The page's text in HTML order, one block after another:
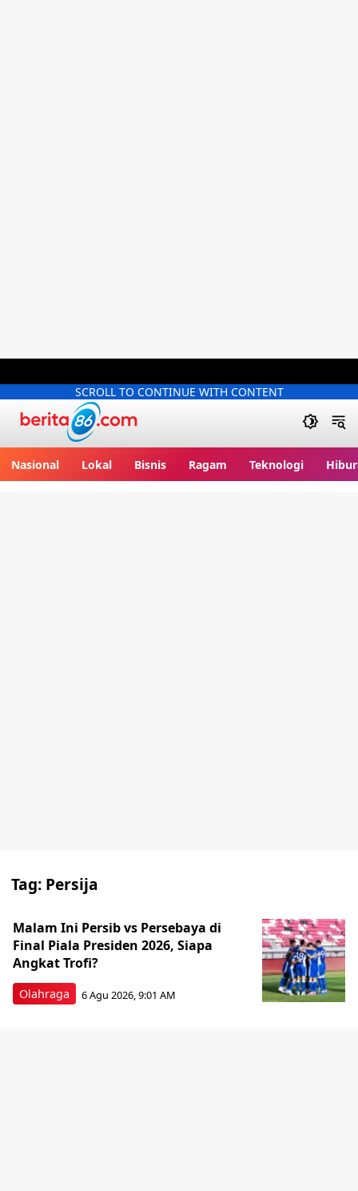
SCROLL TO CONTINUE WITH CONTENT
Nasional Lokal Bisnis Ragam Teknologi
Tag: Persija
Olahraga
Malam Ini Persib vs Persebaya di
Final Piala Presiden 2026, Siapa
Angkat Trofi?
6 Agu 2026, 9:01 AM